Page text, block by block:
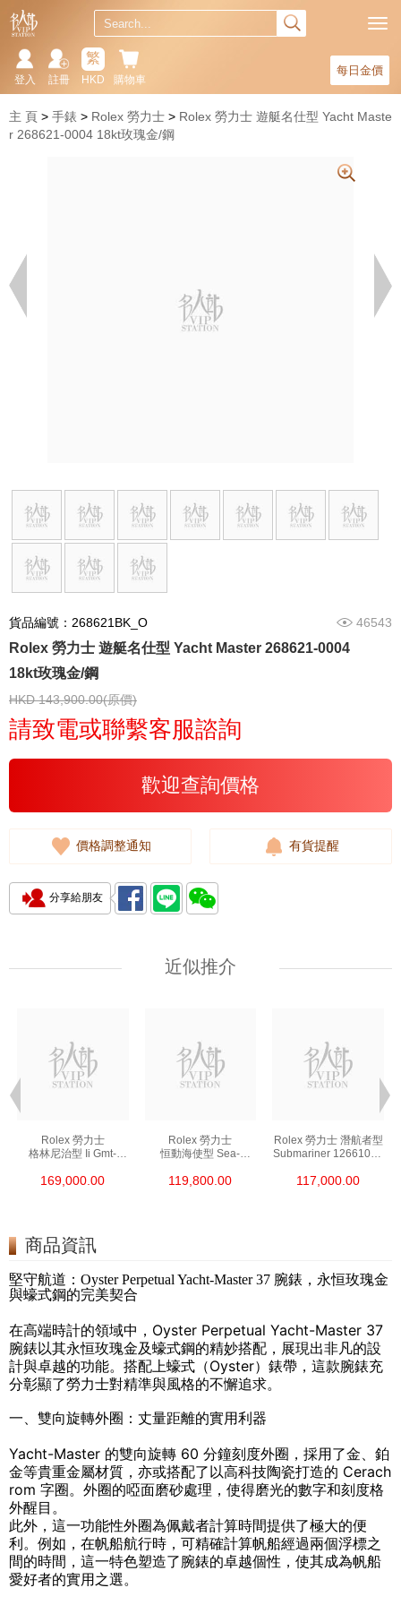
每日金價
購物車
繁
HKD
註冊
登入
主 頁 手錶 Rolex 勞力士
Rolex 勞力士 遊艇名仕型 Yacht Maste
r 268621-0004 18kt玫瑰金/鋼
貨品編號：268621BK_O 46543
Rolex 勞力士 遊艇名仕型 Yacht Master 268621-0004
18kt玫瑰金/鋼
HKD 143,900.00(原價)
請致電或聯繫客服諮詢
歡迎查詢價格
價格調整通知 有貨提醒
分享給朋友
近似推介
Rolex 勞力士
格林尼治型 Ii Gmt-
0002 18kt玫瑰金/鋼
169,000.00
Rolex 勞力士
恒動海使型 Sea-
精鋼 單紅
119,800.00
Rolex 勞力士 潛航者型
Submariner 126610ln-
117,000.00
商品資訊
堅守航道：Oyster Perpetual Yacht-Master 37 腕錶，永恒玫瑰金
與蠔式鋼的完美契合
在高端時計的領域中，Oyster Perpetual Yacht-Master 37
腕錶以其永恒玫瑰金及蠔式鋼的精妙搭配，展現出非凡的設
計與卓越的功能。搭配上蠔式（Oyster）錶帶，這款腕錶充
分彰顯了勞力士對精準與風格的不懈追求。
一、雙向旋轉外圈：丈量距離的實用利器
Yacht-Master 的雙向旋轉 60 分鐘刻度外圈，採用了金、鉑
金等貴重金屬材質，亦或搭配了以高科技陶瓷打造的 Cerach
rom 字圈。外圈的啞面磨砂處理，使得磨光的數字和刻度格
外醒目。
此外，這一功能性外圈為佩戴者計算時間提供了極大的便
利。例如，在帆船航行時，可精確計算帆船經過兩個浮標之
間的時間，這一特色塑造了腕錶的卓越個性，使其成為帆船
愛好者的實用之選。